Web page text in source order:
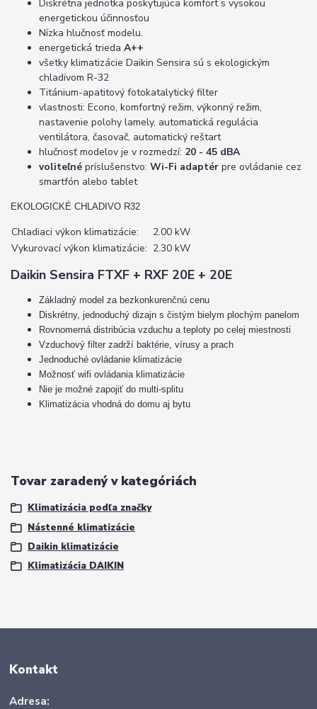
Diskrétna jednotka poskytujúca komfort s vysokou
energetickou účinnosťou
Nízka hlučnosť modelu.
energetická trieda A++
všetky klimatizácie Daikin Sensira sú s ekologickým
chladivom R-32
Titánium-apatitový fotokatalytický filter
vlastnosti: Econo, komfortný režim, výkonný režim,
nastavenie polohy lamely, automatická regulácia
ventilátora, časovač, automatický reštart
hlučnosť modelov je v rozmedzí: 20 - 45 dBA
voliteľné príslušenstvo: Wi-Fi adaptér pre ovládanie cez
smartfón alebo tablet
EKOLOGICKÉ CHLADIVO R32
Chladiaci výkon klimatizácie:
2.00 kW
Vykurovací výkon klimatizácie: 2.30 kW
Daikin Sensira FTXF + RXF 20E + 20E
Základný model za bezkonkurenčnú cenu
Diskrétny, jednoduchý dizajn s čistým bielym plochým panelom
Rovnomerná distribúcia vzduchu a teploty po celej miestnosti
Vzduchový filter zadrží baktérie, vírusy a prach
Jednoduché ovládanie klimatizácie
Možnosť wifi ovládania klimatizácie
Nie je možné zapojiť do multi-splitu
Klimatizácia vhodná do domu aj bytu
Tovar zaradený v kategóriách
Klimatizácia podľa značky
Nástenné klimatizácie
Daikin klimatizácie
Klimatizácia DAIKIN
Kontakt
Adresa: